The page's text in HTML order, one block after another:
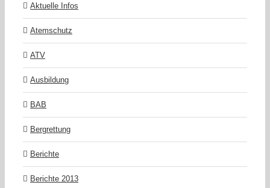
Aktuelle Infos
Atemschutz
ATV
Ausbildung
BAB
Bergrettung
Berichte
Berichte 2013